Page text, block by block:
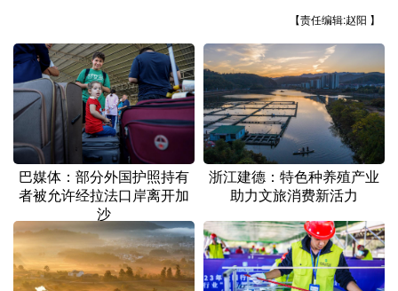
辽宁 吉林 上海 江苏
浙江 安徽 福建 江西
河南 湖北 湖南
广东 广西 海南 重庆
四川 贵州 云南 西藏
陕西 甘肃 青海 宁夏
【责任编辑:赵阳 】
巴媒体：部分外国护照持有
者被允许经拉法口岸离开加
沙
浙江建德：特色种养殖产业
助力文旅消费新活力